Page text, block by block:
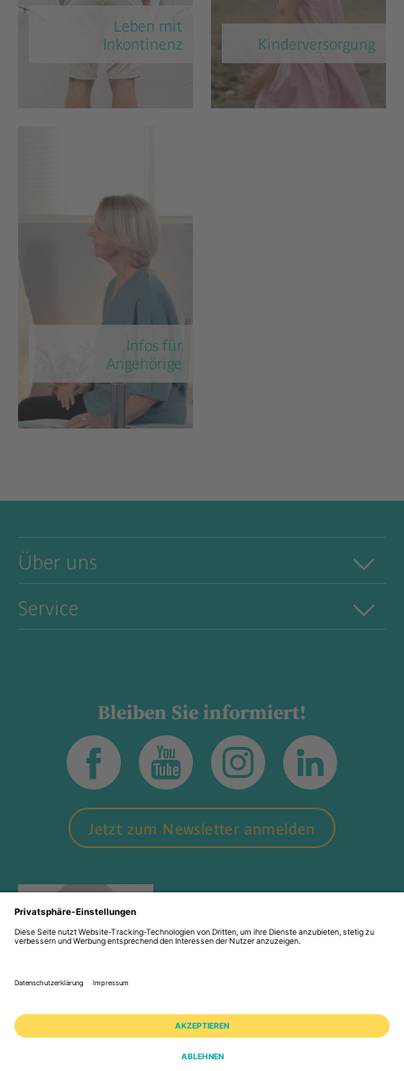
Leben mit
Inkontinenz
Kinder­versorgung
Infos für
Angehörige
Über uns
Service
Bleiben Sie informiert!
Jetzt zum Newsletter anmelden
Hinweisgeber